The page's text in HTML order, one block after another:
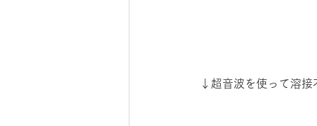
↓超音波を使って溶接